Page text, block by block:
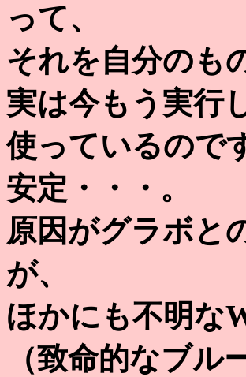
って、
それを自分のも
実は今もう実行
使っているので
安定・・・。
原因がグラボと
が、
ほかにも不明な
（致命的なブ